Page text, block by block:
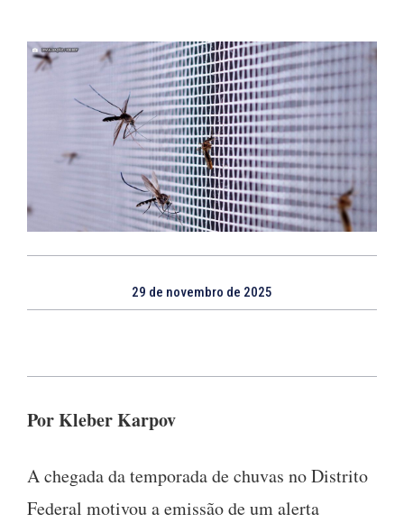
29 de novembro de 2025
Por Kleber Karpov
A chegada da temporada de chuvas no Distrito
Federal motivou a emissão de um alerta